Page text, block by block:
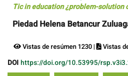
Tic in education ¿problem-solution
Piedad Helena Betancur
Vistas de resúmen 1230 | Vistas
DOI https://doi.org/10.53995/